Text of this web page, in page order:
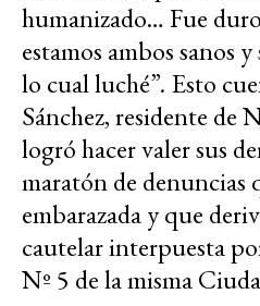
humanizado… Fue
estamos ambos sanos
lo cual luché”. Esto
Sánchez, residente de
logró hacer valer sus
maratón de denuncias
embarazada y que
cautelar interpuesta
Nº 5 de la misma